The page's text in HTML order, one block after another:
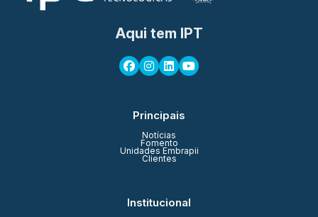
Aqui tem IPT
Principais
Notícias
Fomento
Unidades Embrapii
Clientes
Institucional